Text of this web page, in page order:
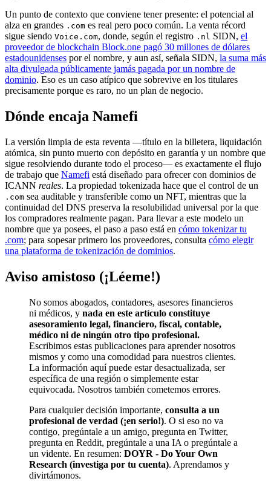
Un punto de contexto que conviene tener presente: el potencial al
alza en grandes .com es real pero poco común. La venta récord
sigue siendo Voice.com, donde, según el registro .nl SIDN, el
proveedor de blockchain Block.one pagó 30 millones de dólares
estadounidenses por el nombre, y aun así, señala SIDN, la suma más
alta divulgada públicamente jamás pagada por un nombre de
dominio. Eso es un caso atípico que sobrevive en los titulares
precisamente porque es raro, no un plan de negocio.
Dónde encaja Namefi
La versión limpia de esta reventa —título en la billetera, liquidación
atómica, sin punto muerto con depósito en garantía y un nombre que
sigue resolviendo durante todo el proceso— es exactamente el flujo
de trabajo que Namefi está diseñado para ofrecer con dominios de
ICANN reales. La propiedad tokenizada hace que el control de un
.com sea auditable y transferible como un NFT, mientras que la
continuidad del DNS preserva la resolubilidad universal por la que
los compradores realmente pagan. Para llevar a este modelo un
nombre que ya posees, el paso a paso está en cómo tokenizar tu
.com; para sopesar primero los proveedores, consulta cómo elegir
una plataforma de tokenización de dominios.
Aviso amistoso (¡Léeme!)
No somos abogados, contadores, asesores financieros
ni médicos, y nada en este artículo constituye
asesoramiento legal, financiero, fiscal, contable,
médico ni de ningún otro tipo profesional.
Escribimos estas publicaciones para aprender nosotros
mismos y como una comodidad para nuestros clientes.
La información aquí puede estar desactualizada, ser
específica de una región o simplemente estar
equivocada. Nosotros también cometemos errores.
Para cualquier decisión importante, consulta a un
profesional de verdad (¡en serio!). O si eso no va
contigo, pregúntale a un amigo, pregunta en Twitter,
pregunta en Reddit, pregúntale a una IA o pregúntale a
un vidente. En resumen: DOYR - Do Your Own
Research (investiga por tu cuenta). Aprendamos y
divirtámonos.